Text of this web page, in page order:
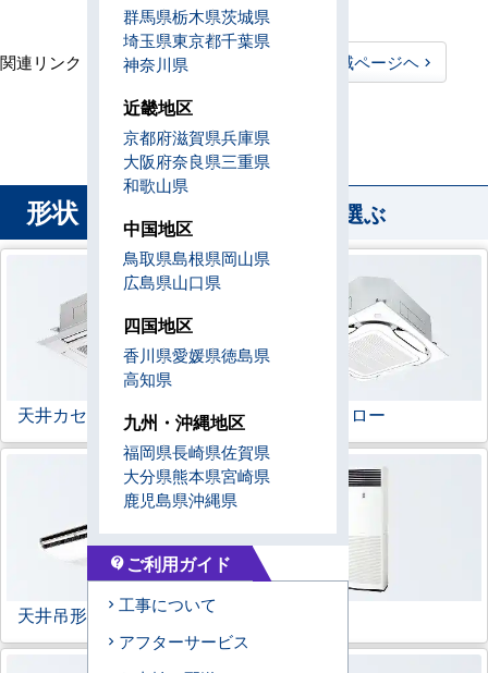
関連リンク： TOPページヘ
埼玉県全域ページヘ
埼玉県直工店所在地
形状 から業務用エアコンを選ぶ
天井カセット形 4方向 ラウンドフロー
天井吊形
群馬県栃木県茨城県
埼玉県東京都千葉県
神奈川県
近畿地区
京都府滋賀県兵庫県
大阪府奈良県三重県
和歌山県
中国地区
鳥取県島根県岡山県
広島県山口県
四国地区
香川県愛媛県徳島県
高知県
九州・沖縄地区
福岡県長崎県佐賀県
大分県熊本県宮崎県
鹿児島県沖縄県
contact_support ご利用ガイド
工事について
アフターサービス